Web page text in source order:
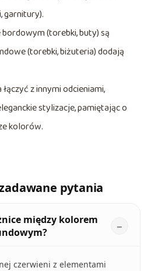
garnitury).
(torebki, buty) są
(torebki, biżuteria) dodają
z innymi odcieniami,
stylizacje, pamiętając o
kolorów.
pytania
między kolorem
czerwieni z elementami